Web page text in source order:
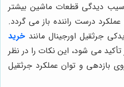
دیدگی قطعات ماشین بیشتر
درست راننده باز می گردد.
جرثقیل اورجینال مانند خرید
تأکید می شود، این نکات را در نظر
بازدهی و توان عملکرد جرثقیل